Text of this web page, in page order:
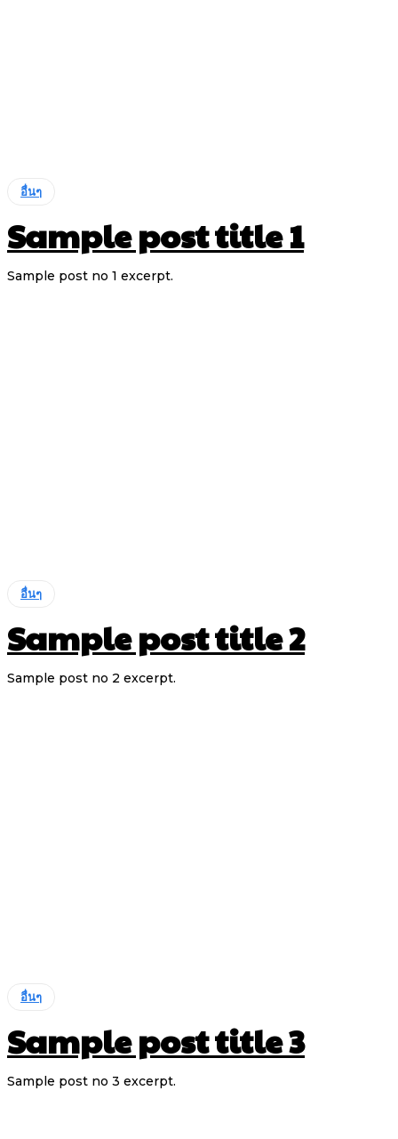
อื่นๆ
Sample post title 1
Sample post no 1 excerpt.
อื่นๆ
Sample post title 2
Sample post no 2 excerpt.
อื่นๆ
Sample post title 3
Sample post no 3 excerpt.